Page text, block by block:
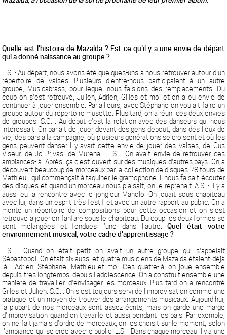
Quelle est l'histoire de Mazalda ? Est-ce qu'il y a une envie de départ
qui a donné naissance au groupe ?
L.S. : Au départ, nous avons été quelques-uns à nous retrouver autour d'un
répertoire de valses. Plusieurs d'entre-nous participaient à un autre
groupe, Musicabrass, pour lequel nous faisions des remplacements. Du
coup on s'est retrouvé, Julien, Adrien, Gilles et moi et on a eu envie de
continuer à jouer ensemble. Par ailleurs, avec Stéphane on voulait faire un
groupe autour du répertoire musette. Plus tard, on a réuni ces deux envies
de groupes. S.C. : Au début c'est la relation avec des danseurs qui nous
intéressait. On parlait de jouer devant des gens debout, dans des lieux de
vie, des bars à la campagne, où plusieurs générations se croisent et où les
gens peuvent danser.Il y avait cette envie de jouer des valses, de Gus
Viseur, de Jo Privas, de Murena... L.S. : On avait envie de retrouver ces
ambiances-là. Après, ça c'est ouvert sur des musiques d'autres pays. On a
découvert beaucoup de morceaux par la collection de disques 78 tours de
Mathieu , qui commençait à taquiner le gramophone. Il nous faisait écouter
des disques et quand un morceau nous plaisait, on le reprenait. A.S. : Il y a
aussi eu la rencontre avec le jongleur Manolo. On jouait sous chapiteau
avec lui, dans un esprit très festif et avec un autre rapport au public. On a
monté un répertoire de compositions pour cette occasion et on s'est
retrouvé à jouer en fanfare sous le chapiteau. Du coup les deux formes se
sont mélangées et fondues l'une dans l'autre.Quel était votre
environnement musical, votre cadre d'apprentissage ?
L.S. : Quand on était petit on avait un autre groupe qui s'appelait
Sébastopol. On était six aussi et quatre musiciens de Mazalda étaient déjà
là : Adrien, Stéphane, Mathieu et moi. Ces quatre-là, on joue ensemble
depuis très longtemps, depuis l'adolescence. On a construit ensemble une
manière de travailler, d'envisager les morceaux. Plus tard on a rencontré
Gilles et Julien. S.C. : On s'est toujours servi de l'improvisation comme une
pratique et un moyen de trouver des arrangements musicaux. Aujourd'hui,
la plupart de nos morceaux sont assez écrits, mais on garde une marge
d'improvisation quand on travaille et aussi pendant les bals. Par exemple,
on ne fait jamais d'ordre de morceaux, on les choisit sur le moment, selon
l'ambiance qui se crée avec le public. L.S. : Dans chaque morceau il y a une